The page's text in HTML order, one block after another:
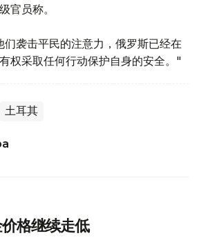
官员称。
袭击平民的注意力，俄罗斯已经在
权采取任何行动保护自身的安全。"
土耳其
格继续走低